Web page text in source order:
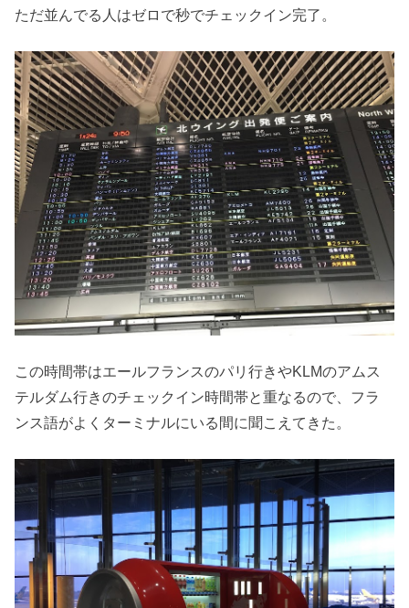
ただ並んでる人はゼロで秒でチェックイン完了。
この時間帯はエールフランスのパリ行きやKLMのアムス
テルダム行きのチェックイン時間帯と重なるので、フラ
ンス語がよくターミナルにいる間に聞こえてきた。